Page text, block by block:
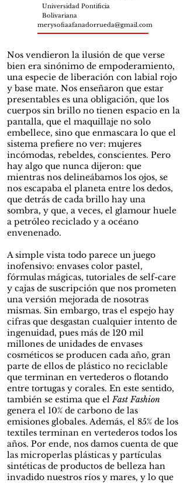
Universidad Pontificia
Bolivariana
merysofiaafanadorrueda@gmail.com
Nos vendieron la ilusión de que verse
bien era sinónimo de empoderamiento,
una especie de liberación con labial rojo
y base mate. Nos enseñaron que estar
presentables es una obligación, que los
cuerpos sin brillo no tienen espacio en la
pantalla, que el maquillaje no solo
embellece, sino que enmascara lo que el
sistema prefiere no ver: mujeres
incómodas, rebeldes, conscientes. Pero
hay algo que nunca dijeron: que
mientras nos delineábamos los ojos, se
nos escapaba el planeta entre los dedos,
que detrás de cada brillo hay una
sombra, y que, a veces, el glamour huele
a petróleo reciclado y a océano
envenenado.
A simple vista todo parece un juego
inofensivo: envases color pastel,
fórmulas mágicas, tutoriales de self-care
y cajas de suscripción que nos prometen
una versión mejorada de nosotras
mismas. Sin embargo, tras el espejo hay
cifras que desgastan cualquier intento de
ingenuidad, pues más de 120 mil
millones de unidades de envases
cosméticos se producen cada año, gran
parte de ellos de plástico no reciclable
que terminan en vertederos o flotando
entre tortugas y corales. En este sentido,
también se estima que elFast Fashion
genera el 10% de carbono de las
emisiones globales. Además, el 85% de los
textiles terminan en vertederos todos los
años. Por ende, nos damos cuenta de que
las microperlas plásticas y partículas
sintéticas de productos de belleza han
invadido nuestros ríos y mares, y lo que